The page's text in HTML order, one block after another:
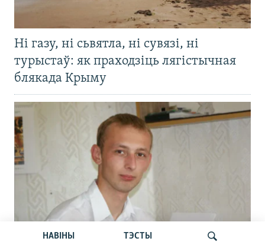
НАВІНЫ ТЭСТЫ
Ні газу, ні сьвятла, ні сувязі, ні
турыстаў: як праходзіць лягістычная
блякада Крыму